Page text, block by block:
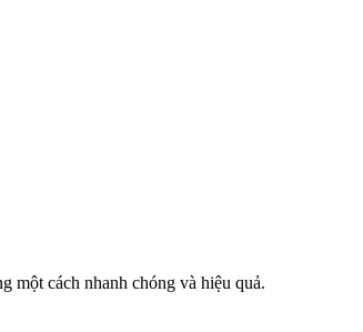
một cách nhanh chóng và hiệu quả.